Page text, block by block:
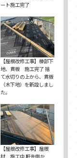
ート施工完了
【屋根改修工事】棟部下
地、貫板 施工完了 捨
て水切りの上から、貫板
（木下地）を新設しまし
た。
【屋根改修工事】屋根
材 施工中 軒先側か